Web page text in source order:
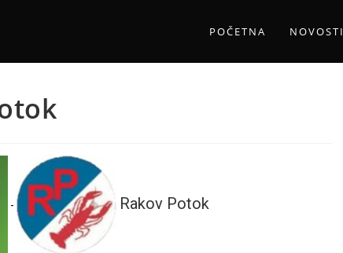
POČETNA NOVOSTI
- Rakov Potok